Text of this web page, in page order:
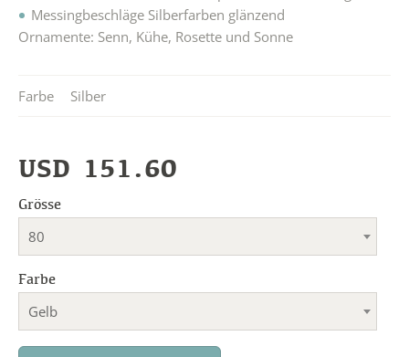
Messingbeschläge Silberfarben glänzend
Ornamente: Senn, Kühe, Rosette und Sonne
Farbe Silber
USD 151.60
Grösse
80
Farbe
Gelb